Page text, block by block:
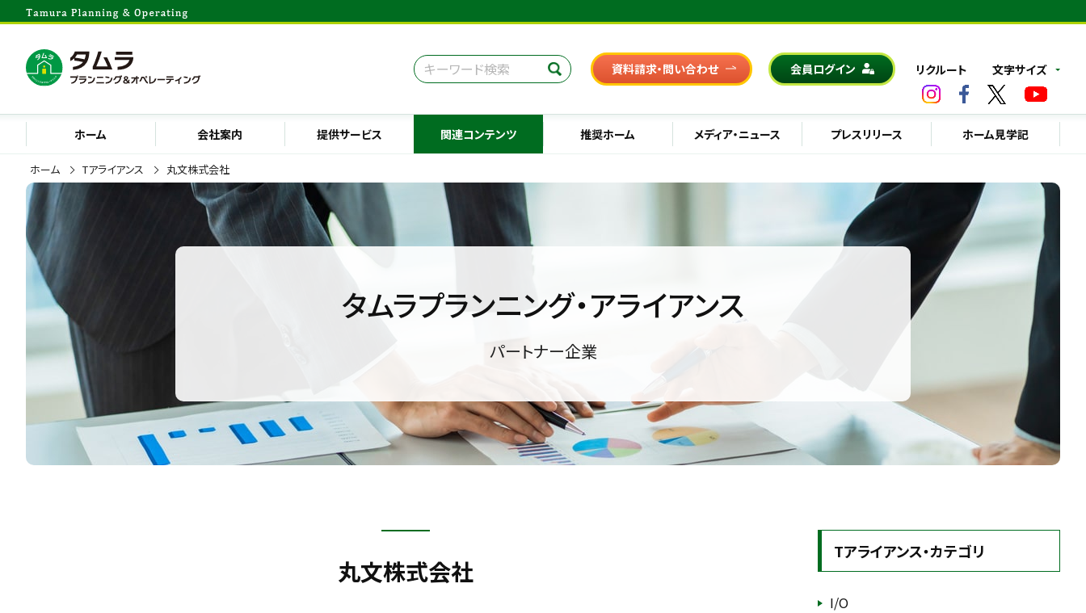
資料請求・問い合わせ 会員ログイン リクルート 文字サイズ
ホーム 会社案内 提供サービス 関連コンテンツ 推奨ホーム メディア・ニュース プレスリリース ホーム見学記
ホーム Tアライアンス 丸文株式会社
タムラプランニング・アライアンス
パートナー企業
丸文株式会社
Tアライアンス・カテゴリ
I/O